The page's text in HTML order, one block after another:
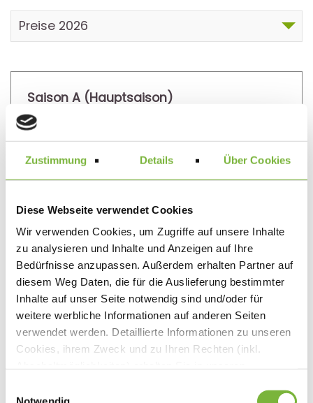
Zustimmung Details Über Cookies
Diese Webseite verwendet Cookies
Wir verwenden Cookies, um Zugriffe auf unsere Inhalte
zu analysieren und Inhalte und Anzeigen auf Ihre
Bedürfnisse anzupassen. Außerdem erhalten Partner auf
diesem Weg Daten, die für die Auslieferung bestimmter
Inhalte auf unser Seite notwendig sind und/oder für
weitere werbliche Informationen auf anderen Seiten
verwendet werden. Detaillierte Informationen zu unseren
Cookies, ihrem Zweck und zu Ihren Rechten (inkl.
Preise 2026
Saison A (Hauptsaison)
01.05.2026 - 05.10.2026
Saison B (Nebensaison)
12.01.2026 - 30.04.2026
06.10.2026 - 19.12.2026
Saison C (Jahreswechsel)
EUR 215,00
EUR 179,00